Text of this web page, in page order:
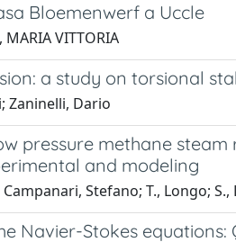
Bloemenwerf a Uccle
VITTORIA
a study on torsional
Zaninelli, Dario
pressure methane
and modeling
Stefano; T., Longo;
Navier-Stokes